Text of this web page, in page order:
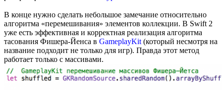
В конце нужно сделать небольшое замечание относительно
алгоритма «перемешивания» элементов коллекции. В Swift 2
уже есть эффективная и корректная реализация алгоритма
тасования Фишера-Йенса в GameplayKit(который несмотря на
название подходит не только для игр). Правда этот метод
работает только с массивами.